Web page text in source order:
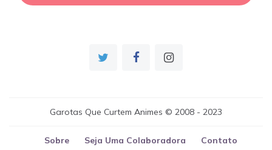
Garotas Que Curtem Animes © 2008 - 2023
Sobre Seja Uma Colaboradora Contato